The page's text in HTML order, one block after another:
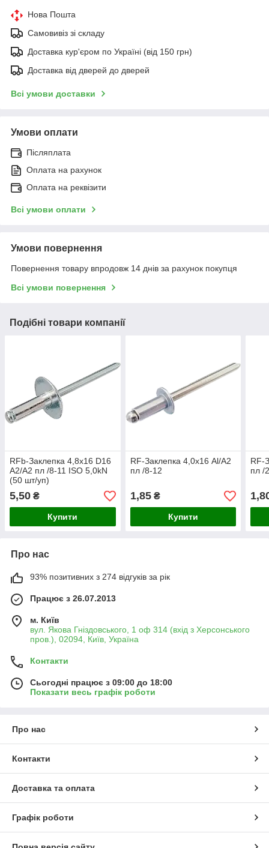
Нова Пошта
Самовивіз зі складу
Доставка кур'єром по Україні (від 150 грн)
Доставка від дверей до дверей
Всі умови доставки
Умови оплати
Післяплата
Оплата на рахунок
Оплата на реквізити
Всі умови оплати
Умови повернення
Повернення товару впродовж 14 днів за рахунок покупця
Всі умови повернення
Подібні товари компанії
RFb-Заклепка 4,8х16 D16
А2/А2 пл /8-11 ISO 5,0kN
(50 шт/уп)
5,50 ₴
Купити
RF-Заклепка 4,0х16 Al/А2
пл /8-12
1,85₴
Купити
RF-
пл /
Про нас
93% позитивних з 274 відгуків за рік
Працює з 26.07.2013
м. Київ
вул. Якова Гніздовського, 1 оф 314 (вхід з Херсонського
пров.), 02094, Київ, Україна
Контакти
Сьогодні працює з 09:00 до 18:00
Показати весь графік роботи
Про нас
Контакти
Доставка та оплата
Графік роботи